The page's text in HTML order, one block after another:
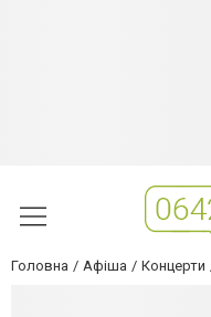
Головна Афіша Концерти